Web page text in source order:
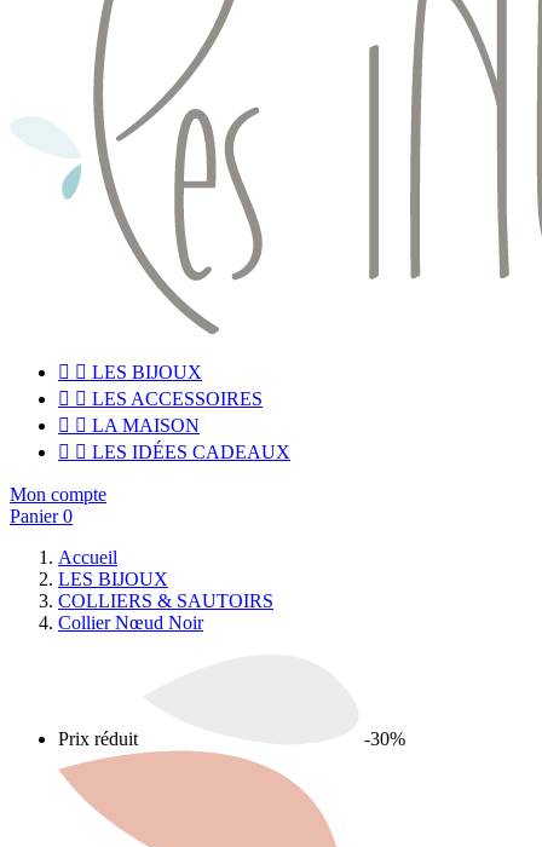
  LES BIJOUX
  LES ACCESSOIRES
  LA MAISON
  LES IDÉES CADEAUX
Mon compte
Panier 0
Accueil
LES BIJOUX
COLLIERS & SAUTOIRS
Collier Nœud Noir
Prix réduit -30%